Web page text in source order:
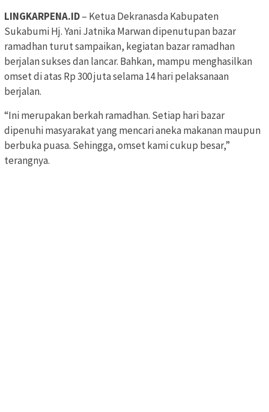
LINGKARPENA.ID– Ketua Dekranasda Kabupaten
Sukabumi Hj. Yani Jatnika Marwan dipenutupan bazar
ramadhan turut sampaikan, kegiatan bazar ramadhan
berjalan sukses dan lancar. Bahkan, mampu menghasilkan
omset di atas Rp 300 juta selama 14 hari pelaksanaan
berjalan.
“Ini merupakan berkah ramadhan. Setiap hari bazar
dipenuhi masyarakat yang mencari aneka makanan maupun
berbuka puasa. Sehingga, omset kami cukup besar,”
terangnya.